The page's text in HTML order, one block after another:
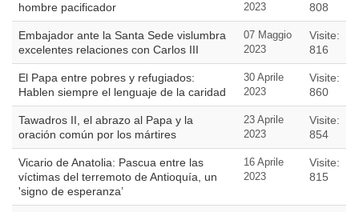
hombre pacificador
2023
808
Embajador ante la Santa Sede vislumbra
excelentes relaciones con Carlos III
07 Maggio
2023
Visite:
816
El Papa entre pobres y refugiados:
Hablen siempre el lenguaje de la caridad
30 Aprile
2023
Visite:
860
Tawadros II, el abrazo al Papa y la
oración común por los mártires
23 Aprile
2023
Visite:
854
Vicario de Anatolia: Pascua entre las
víctimas del terremoto de Antioquía, un
'signo de esperanza’
16 Aprile
2023
Visite:
815